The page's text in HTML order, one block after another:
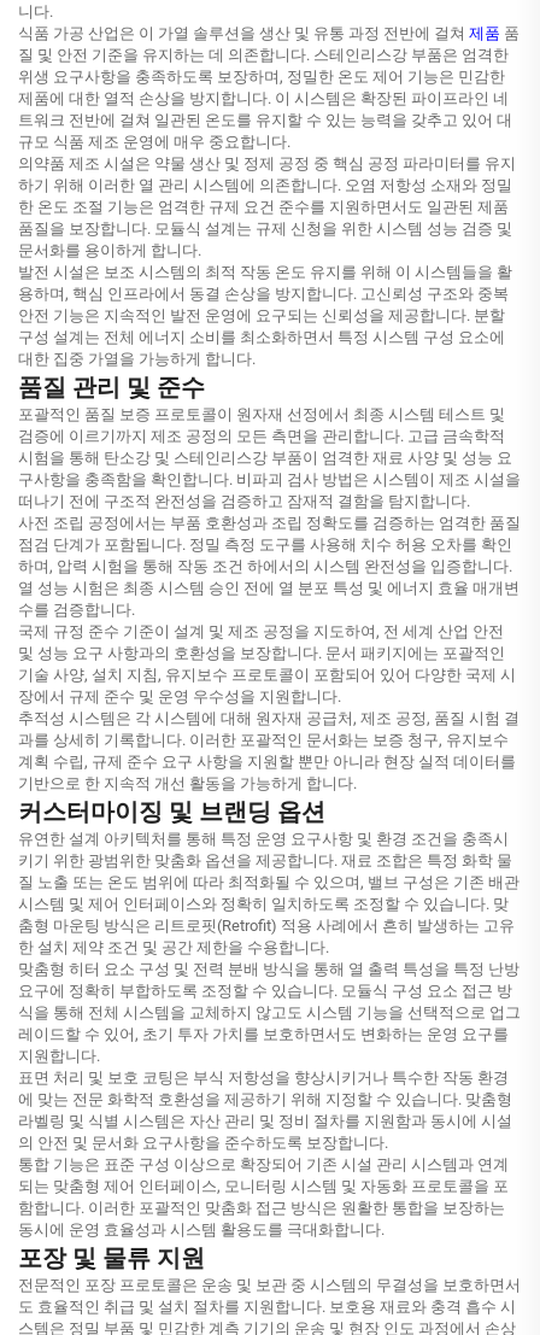
니다.
식품 가공 산업은 이 가열 솔루션을 생산 및 유통 과정 전반에 걸쳐 제품 품
질 및 안전 기준을 유지하는 데 의존합니다. 스테인리스강 부품은 엄격한
위생 요구사항을 충족하도록 보장하며, 정밀한 온도 제어 기능은 민감한
제품에 대한 열적 손상을 방지합니다. 이 시스템은 확장된 파이프라인 네
트워크 전반에 걸쳐 일관된 온도를 유지할 수 있는 능력을 갖추고 있어 대
규모 식품 제조 운영에 매우 중요합니다.
의약품 제조 시설은 약물 생산 및 정제 공정 중 핵심 공정 파라미터를 유지
하기 위해 이러한 열 관리 시스템에 의존합니다. 오염 저항성 소재와 정밀
한 온도 조절 기능은 엄격한 규제 요건 준수를 지원하면서도 일관된 제품
품질을 보장합니다. 모듈식 설계는 규제 신청을 위한 시스템 성능 검증 및
문서화를 용이하게 합니다.
발전 시설은 보조 시스템의 최적 작동 온도 유지를 위해 이 시스템들을 활
용하며, 핵심 인프라에서 동결 손상을 방지합니다. 고신뢰성 구조와 중복
안전 기능은 지속적인 발전 운영에 요구되는 신뢰성을 제공합니다. 분할
구성 설계는 전체 에너지 소비를 최소화하면서 특정 시스템 구성 요소에
대한 집중 가열을 가능하게 합니다.
품질 관리 및 준수
포괄적인 품질 보증 프로토콜이 원자재 선정에서 최종 시스템 테스트 및
검증에 이르기까지 제조 공정의 모든 측면을 관리합니다. 고급 금속학적
시험을 통해 탄소강 및 스테인리스강 부품이 엄격한 재료 사양 및 성능 요
구사항을 충족함을 확인합니다. 비파괴 검사 방법은 시스템이 제조 시설을
떠나기 전에 구조적 완전성을 검증하고 잠재적 결함을 탐지합니다.
사전 조립 공정에서는 부품 호환성과 조립 정확도를 검증하는 엄격한 품질
점검 단계가 포함됩니다. 정밀 측정 도구를 사용해 치수 허용 오차를 확인
하며, 압력 시험을 통해 작동 조건 하에서의 시스템 완전성을 입증합니다.
열 성능 시험은 최종 시스템 승인 전에 열 분포 특성 및 에너지 효율 매개변
수를 검증합니다.
국제 규정 준수 기준이 설계 및 제조 공정을 지도하여, 전 세계 산업 안전
및 성능 요구 사항과의 호환성을 보장합니다. 문서 패키지에는 포괄적인
기술 사양, 설치 지침, 유지보수 프로토콜이 포함되어 있어 다양한 국제 시
장에서 규제 준수 및 운영 우수성을 지원합니다.
추적성 시스템은 각 시스템에 대해 원자재 공급처, 제조 공정, 품질 시험 결
과를 상세히 기록합니다. 이러한 포괄적인 문서화는 보증 청구, 유지보수
계획 수립, 규제 준수 요구 사항을 지원할 뿐만 아니라 현장 실적 데이터를
기반으로 한 지속적 개선 활동을 가능하게 합니다.
커스터마이징 및 브랜딩 옵션
유연한 설계 아키텍처를 통해 특정 운영 요구사항 및 환경 조건을 충족시
키기 위한 광범위한 맞춤화 옵션을 제공합니다. 재료 조합은 특정 화학 물
질 노출 또는 온도 범위에 따라 최적화될 수 있으며, 밸브 구성은 기존 배관
시스템 및 제어 인터페이스와 정확히 일치하도록 조정할 수 있습니다. 맞
춤형 마운팅 방식은 리트로핏(Retrofit) 적용 사례에서 흔히 발생하는 고유
한 설치 제약 조건 및 공간 제한을 수용합니다.
맞춤형 히터 요소 구성 및 전력 분배 방식을 통해 열 출력 특성을 특정 난방
요구에 정확히 부합하도록 조정할 수 있습니다. 모듈식 구성 요소 접근 방
식을 통해 전체 시스템을 교체하지 않고도 시스템 기능을 선택적으로 업그
레이드할 수 있어, 초기 투자 가치를 보호하면서도 변화하는 운영 요구를
지원합니다.
표면 처리 및 보호 코팅은 부식 저항성을 향상시키거나 특수한 작동 환경
에 맞는 전문 화학적 호환성을 제공하기 위해 지정할 수 있습니다. 맞춤형
라벨링 및 식별 시스템은 자산 관리 및 정비 절차를 지원함과 동시에 시설
의 안전 및 문서화 요구사항을 준수하도록 보장합니다.
통합 기능은 표준 구성 이상으로 확장되어 기존 시설 관리 시스템과 연계
되는 맞춤형 제어 인터페이스, 모니터링 시스템 및 자동화 프로토콜을 포
함합니다. 이러한 포괄적인 맞춤화 접근 방식은 원활한 통합을 보장하는
동시에 운영 효율성과 시스템 활용도를 극대화합니다.
포장 및 물류 지원
전문적인 포장 프로토콜은 운송 및 보관 중 시스템의 무결성을 보호하면서
도 효율적인 취급 및 설치 절차를 지원합니다. 보호용 재료와 충격 흡수 시
스템은 정밀 부품 및 민감한 계측 기기의 운송 및 현장 인도 과정에서 손상